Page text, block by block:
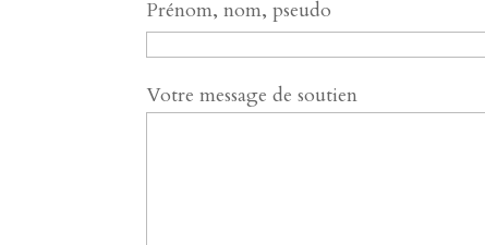
Prénom, nom, pseudo
Votre message de soutien